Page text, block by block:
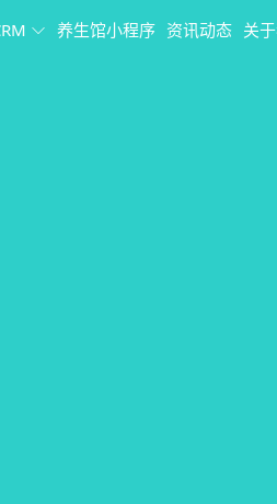
养生馆小程序 资讯动态 关